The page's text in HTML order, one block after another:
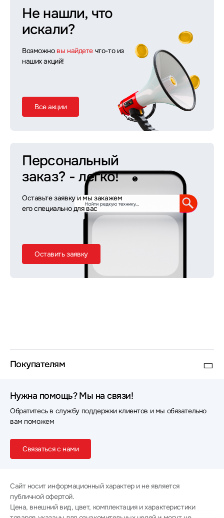
Не нашли, что
искали?
Возможно вы найдете что-то из
наших акций!
Все акции
Персональный
заказ? - легко!
Оставьте заявку и мы закажем
его специально для вас
Оставить заявку
Покупателям
Нужна помощь? Мы на связи!
Обратитесь в службу поддержки клиентов и мы обязательно
вам поможем
Связаться с нами
Сайт носит информационный характер и не является
публичной офертой.
Цена, внешний вид, цвет, комплектация и характеристики